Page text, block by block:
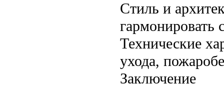
Стиль и
гармонировать
Технические
ухода,
Заключение